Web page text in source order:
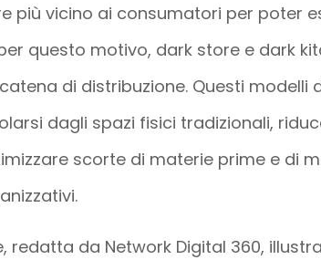
più vicino ai consumatori per poter
questo motivo, dark store e dark
di distribuzione. Questi modelli
dagli spazi fisici tradizionali,
scorte di materie prime e di
redatta da Network Digital 360,